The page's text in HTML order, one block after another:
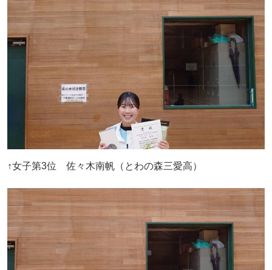
↑女子第3位 佐々木南帆（とわの森三愛高）